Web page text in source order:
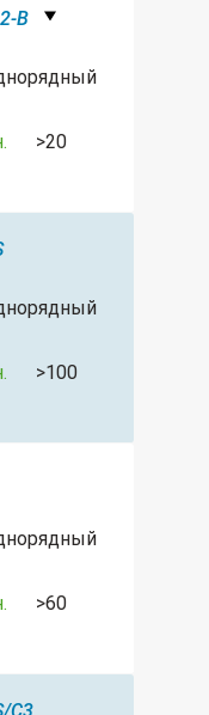
B
>20
>100
>60